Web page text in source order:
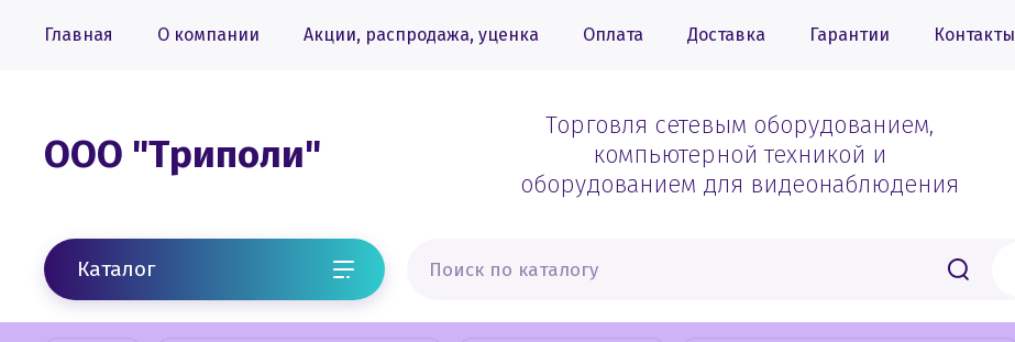
Главная О компании Акции, распродажа, уценка Оплата Доставка Гарантии Контакты
ООО "Триполи"
Торговля сетевым оборудованием,
компьютерной техникой и
оборудованием для видеонаблюдения
Каталог